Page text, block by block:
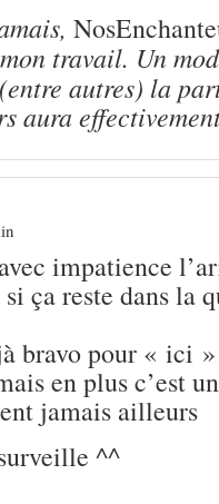
travail. Un
autres) la
aura
impatience
ça reste dans la
bravo pour « ici
en plus c’est
jamais ailleurs
^^